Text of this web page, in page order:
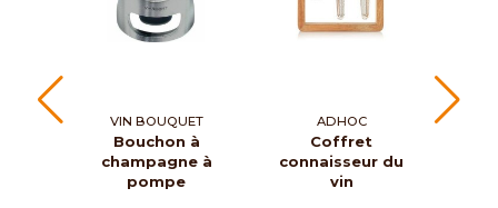
VIN BOUQUET
Bouchon à
champagne à
pompe
ADHOC
Coffret
connaisseur du
vin